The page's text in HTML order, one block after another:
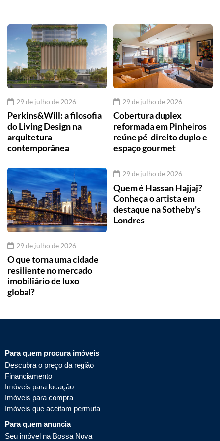
29 de julho de 2026
Perkins&Will: a filosofia
do Living Design na
arquitetura
contemporânea
29 de julho de 2026
Cobertura duplex
reformada em Pinheiros
reúne pé-direito duplo e
espaço gourmet
29 de julho de 2026
O que torna uma cidade
resiliente no mercado
imobiliário de luxo
global?
29 de julho de 2026
Quem é Hassan Hajjaj?
Conheça o artista em
destaque na Sotheby's
Londres
Para quem procura imóveis
Descubra o preço da região
Financiamento
Imóveis para locação
Imóveis para compra
Imóveis que aceitam permuta
Para quem anuncia
Seu imóvel na Bossa Nova